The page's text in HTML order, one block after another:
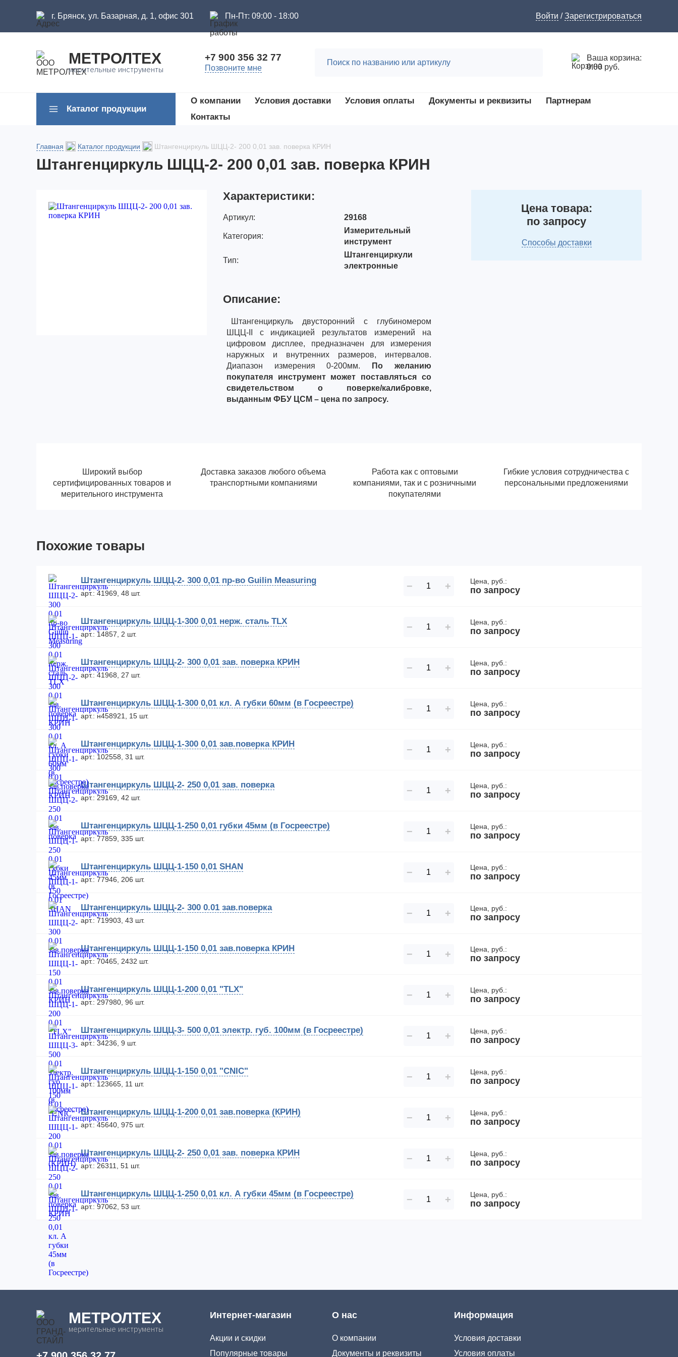
г. Брянск, ул. Базарная, д. 1, офис 301 Пн-Пт: 09:00 - 18:00 Войти /Зарегистрироваться
МЕТРОЛТЕХ
мерительные инструменты
+7 900 356 32 77
Позвоните мне
Ваша корзина:
0.00 руб.
Каталог продукции
О компании Условия доставки Условия оплаты Документы и реквизиты
Партнерам
Контакты
Главная Каталог продукции Штангенциркуль ШЦЦ-2- 200 0,01 зав. поверка КРИН
Штангенциркуль ШЦЦ-2- 200 0,01 зав. поверка КРИН
Характеристики:
Артикул: 29168
Категория:
Измерительный
инструмент
Тип:
Штангенциркули
электронные
Описание:
Штангенциркуль двусторонний с глубиномером
ШЦЦ-I
с индикацией результатов измерений на
цифровом дисплее, предназначен для измерения
наружных и внутренних размеров, интервалов.
Диапазон измерения 0-200мм.
По желанию
покупателя инструмент может поставляться со
свидетельством о поверке/калибровке,
выданным ФБУ ЦСМ – цена по запросу.
Цена товара:
по запросу
Способы доставки
Широкий выбор
сертифицированных товаров и
мерительного инструмента
Доставка заказов любого объема
транспортными компаниями
Работа как с оптовыми
компаниями, так и с розничными
покупателями
Гибкие условия сотрудничества с
персональными предложениями
Похожие товары
Штангенциркуль ШЦЦ-2- 300 0,01 пр-во Guilin Measuring
арт.: 41969, 48 шт.
− + Цена, руб.:
по запросу
Штангенциркуль ШЦЦ-1-300 0,01 нерж. сталь TLX
арт.: 14857, 2 шт.
− + Цена, руб.:
по запросу
Штангенциркуль ШЦЦ-2- 300 0,01 зав. поверка КРИН
арт.: 41968, 27 шт.
− + Цена, руб.:
по запросу
Штангенциркуль ШЦЦ-1-300 0,01 кл. А губки 60мм (в Госреестре)
арт.: н458921, 15 шт.
− + Цена, руб.:
по запросу
Штангенциркуль ШЦЦ-1-300 0,01 зав.поверка КРИН
арт.: 102558, 31 шт.
− + Цена, руб.:
по запросу
Штангенциркуль ШЦЦ-2- 250 0,01 зав. поверка
арт.: 29169, 42 шт.
− + Цена, руб.:
по запросу
Штангенциркуль ШЦЦ-1-250 0,01 губки 45мм (в Госреестре)
арт.: 77859, 335 шт.
− + Цена, руб.:
по запросу
Штангенциркуль ШЦЦ-1-150 0,01 SHAN
арт.: 77946, 206 шт.
− + Цена, руб.:
по запросу
Штангенциркуль ШЦЦ-2- 300 0.01 зав.поверка
арт.: 719903, 43 шт.
− + Цена, руб.:
по запросу
Штангенциркуль ШЦЦ-1-150 0,01 зав.поверка КРИН
арт.: 70465, 2432 шт.
− + Цена, руб.:
по запросу
Штангенциркуль ШЦЦ-1-200 0,01 "TLX"
арт.: 297980, 96 шт.
− + Цена, руб.:
по запросу
Штангенциркуль ШЦЦ-3- 500 0,01 электр. губ. 100мм (в Госреестре)
арт.: 34236, 9 шт.
− + Цена, руб.:
по запросу
Штангенциркуль ШЦЦ-1-150 0,01 "CNIC"
арт.: 123665, 11 шт.
− + Цена, руб.:
по запросу
Штангенциркуль ШЦЦ-1-200 0,01 зав.поверка (КРИН)
арт.: 45640, 975 шт.
− + Цена, руб.:
по запросу
Штангенциркуль ШЦЦ-2- 250 0,01 зав. поверка КРИН
арт.: 26311, 51 шт.
− + Цена, руб.:
по запросу
Штангенциркуль ШЦЦ-1-250 0,01 кл. А губки 45мм (в Госреестре)
арт.: 97062, 53 шт.
− + Цена, руб.:
по запросу
МЕТРОЛТЕХ
мерительные инструменты
Интернет-магазин
Акции и скидки
Популярные товары
О нас
О компании
Документы и реквизиты
Информация
Условия доставки
Условия оплаты